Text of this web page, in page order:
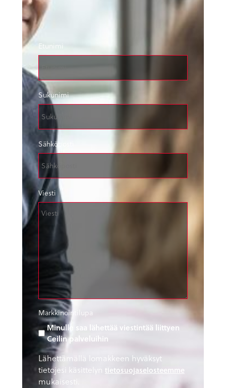
Etunimi
Sukunimi
Sähköposti
Viesti
Markkinointilupa
Minulle saa lähettää viestintää liittyen
Ceilin palveluihin
Lähettämällä lomakkeen hyväksyt
tietojesi käsittelyn tietosuojaselosteemme
mukaisesti.